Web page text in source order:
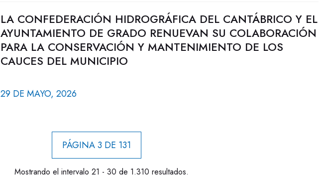
LA CONFEDERACIÓN HIDROGRÁFICA DEL CANTÁBRICO Y EL
AYUNTAMIENTO DE GRADO RENUEVAN SU COLABORACIÓN
PARA LA CONSERVACIÓN Y MANTENIMIENTO DE LOS
CAUCES DEL MUNICIPIO
29 DE MAYO, 2026
PÁGINA 3 DE 131
Mostrando el intervalo 21 - 30 de 1.310 resultados.